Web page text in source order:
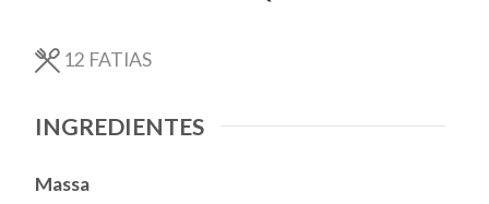
12 FATIAS
INGREDIENTES
Massa